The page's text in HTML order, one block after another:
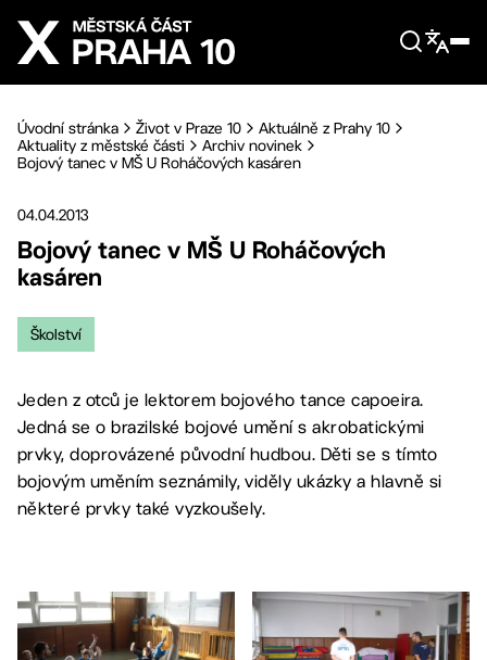
Přejít na hlavní obsah
Úvodní stránka Život v Praze 10
Aktuálně z Prahy 10
Aktuality z městské části
Archiv novinek
Bojový tanec v MŠ U Roháčových kasáren
04.04.2013
Bojový tanec v MŠ U Roháčových
kasáren
Školství
Jeden z otců je lektorem bojového tance capoeira.
Jedná se o brazilské bojové umění s akrobatickými
prvky, doprovázené původní hudbou. Děti se s tímto
bojovým uměním seznámily, viděly ukázky a hlavně si
některé prvky také vyzkoušely.